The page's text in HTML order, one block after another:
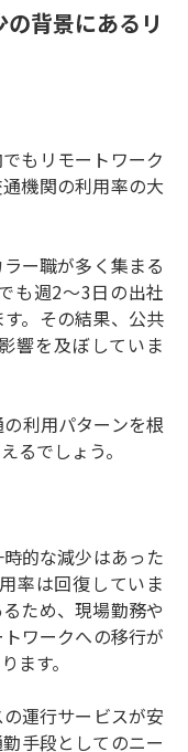
背景にあるリ
もリモートワーク
機関の利用率の大
ー職が多く集まる
も週2〜3日の出社
。その結果、公共
響を及ぼしていま
利用パターンを根
るでしょう。
的な減少はあった
率は回復していま
ため、現場勤務や
ワークへの移行が
ます。
運行サービスが安
手段としてのニー